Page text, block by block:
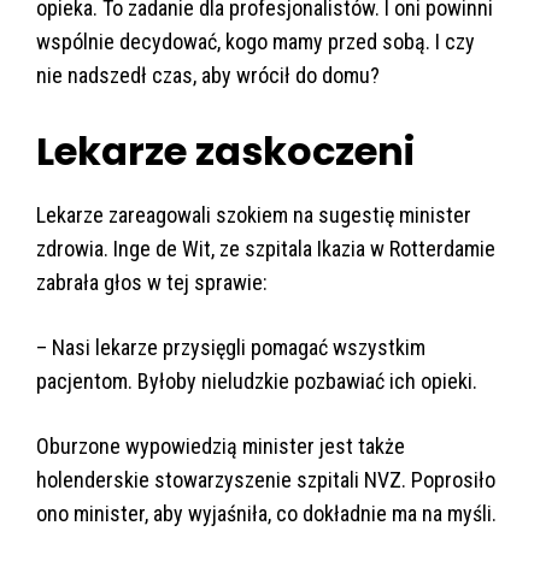
opieka. To zadanie dla profesjonalistów. I oni powinni
wspólnie decydować, kogo mamy przed sobą. I czy
nie nadszedł czas, aby wrócił do domu?
Lekarze zaskoczeni
Lekarze zareagowali szokiem na sugestię minister
zdrowia. Inge de Wit, ze szpitala Ikazia w Rotterdamie
zabrała głos w tej sprawie:
– Nasi lekarze przysięgli pomagać wszystkim
pacjentom. Byłoby nieludzkie pozbawiać ich opieki.
Oburzone wypowiedzią minister jest także
holenderskie stowarzyszenie szpitali NVZ. Poprosiło
ono minister, aby wyjaśniła, co dokładnie ma na myśli.